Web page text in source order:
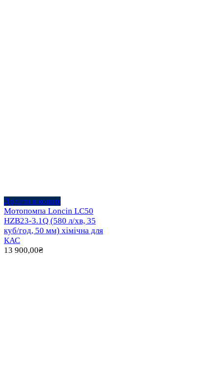
Додати в кошик
Мотопомпа Loncin LC50
HZB23-3.1Q (580 л/хв, 35
куб/год, 50 мм) хімічна для
КАС
13 900,00₴